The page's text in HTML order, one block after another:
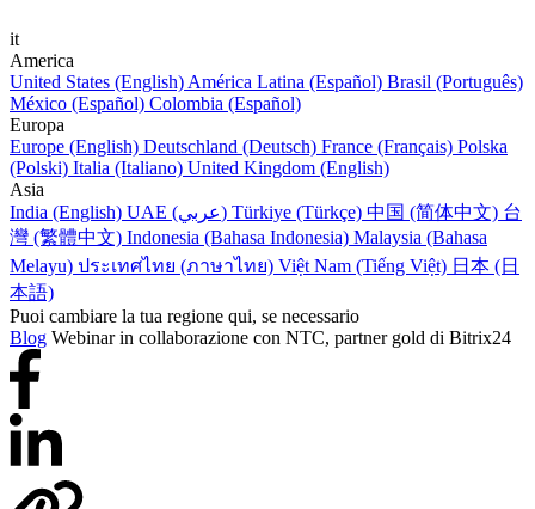
it
America
United States (English) América Latina (Español) Brasil (Português)
México (Español) Colombia (Español)
Europa
Europe (English) Deutschland (Deutsch) France (Français) Polska
(Polski) Italia (Italiano) United Kingdom (English)
Asia
India (English)
UAE (عربي) Türkiye (Türkçe) 中国 (简体中文) 台
灣 (繁體中文) Indonesia (Bahasa Indonesia) Malaysia (Bahasa
Melayu) ประเทศไทย (ภาษาไทย) Việt Nam (Tiếng Việt) 日本 (日
本語)
Puoi cambiare la tua regione qui, se necessario
Blog Webinar in collaborazione con NTC, partner gold di Bitrix24